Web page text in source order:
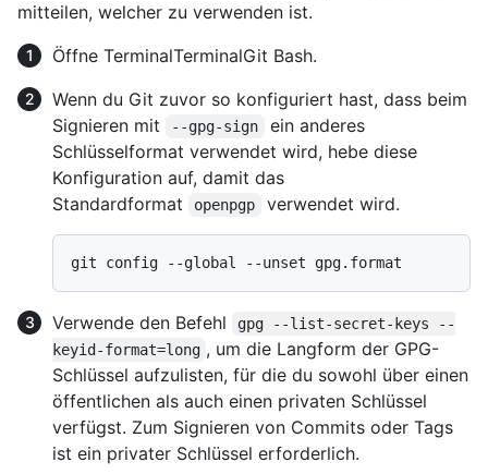
mitteilen, welcher zu verwenden ist.
Öffne TerminalTerminalGit Bash.
Wenn du Git zuvor so konfiguriert hast, dass beim
Signieren mit
--gpg-sign
ein anderes
Schlüsselformat verwendet wird, hebe diese
Konfiguration auf, damit das
Standardformat
openpgp verwendet wird.
Verwende den Befehl
gpg --list-secret-keys --
keyid-format=long , um die Langform der GPG-
Schlüssel aufzulisten, für die du sowohl über einen
öffentlichen als auch einen privaten Schlüssel
verfügst. Zum Signieren von Commits oder Tags
ist ein privater Schlüssel erforderlich.